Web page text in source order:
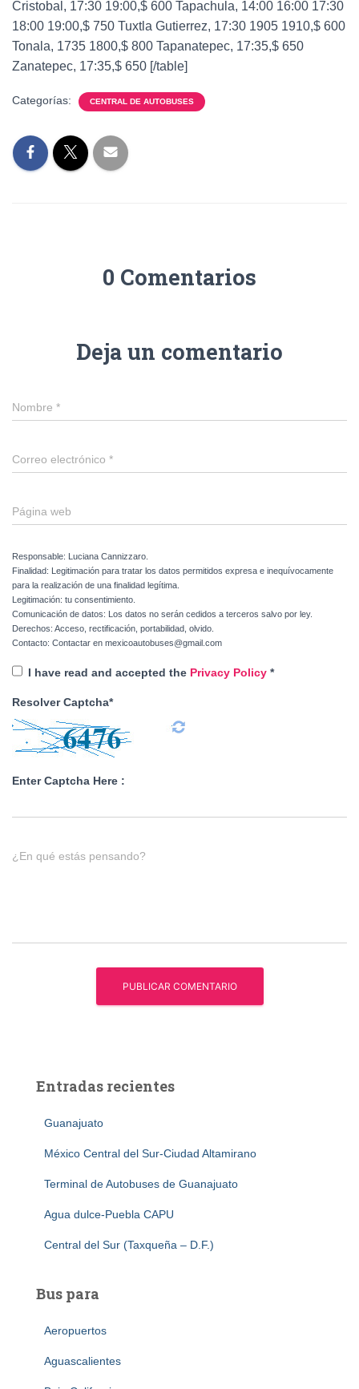
Cristobal, 17:30 19:00,$ 600 Tapachula, 14:00 16:00 17:30
18:00 19:00,$ 750 Tuxtla Gutierrez, 17:30 1905 1910,$ 600
Tonala, 1735 1800,$ 800 Tapanatepec, 17:35,$ 650
Zanatepec, 17:35,$ 650 [/table]
Categorías: CENTRAL DE AUTOBUSES
0 Comentarios
Deja un comentario
Nombre *
Correo electrónico *
Página web
Responsable: Luciana Cannizzaro.
Finalidad: Legitimación para tratar los datos permitidos expresa e inequívocamente
para la realización de una finalidad legítima.
Legitimación: tu consentimiento.
Comunicación de datos: Los datos no serán cedidos a terceros salvo por ley.
Derechos: Acceso, rectificación, portabilidad, olvido.
Contacto: Contactar en mexicoautobuses@gmail.com
I have read and accepted the Privacy Policy *
Resolver Captcha*
Enter Captcha Here :
¿En qué estás pensando?
Entradas recientes
Guanajuato
México Central del Sur-Ciudad Altamirano
Terminal de Autobuses de Guanajuato
Agua dulce-Puebla CAPU
Central del Sur (Taxqueña – D.F.)
Bus para
Aeropuertos
Aguascalientes